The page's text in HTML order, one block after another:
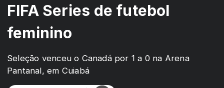
FIFA Series de futebol
feminino
Seleção venceu o Canadá por 1 a 0 na Arena
Pantanal, em Cuiabá